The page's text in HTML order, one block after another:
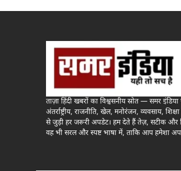
ताज़ा हिंदी खबरों का विश्वसनीय स्रोत — समर इंडिया
अंतर्राष्ट्रीय, राजनीति, खेल, मनोरंजन, व्यवसाय,
से जुड़ी हर जरूरी अपडेट। हम देते हैं तेज़, सटीक और
वह भी सरल और स्पष्ट भाषा में, ताकि आप हमेशा